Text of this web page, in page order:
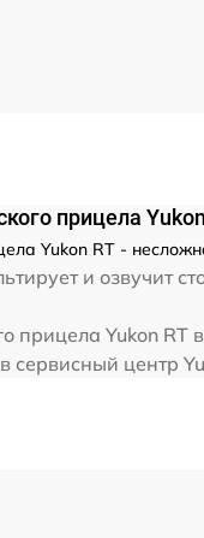
прицела
Yukon RT -
и озвучит
прицела Yukon RT
сервисный центр